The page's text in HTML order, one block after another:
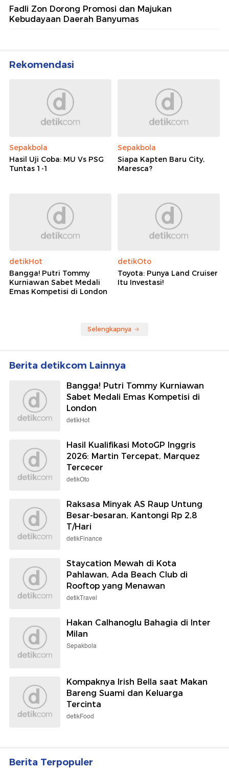
Fadli Zon Dorong Promosi dan Majukan
Kebudayaan Daerah Banyumas
Rekomendasi
Sepakbola
Hasil Uji Coba: MU Vs PSG
Tuntas 1-1
Sepakbola
Siapa Kapten Baru City,
Maresca?
detikHot
Bangga! Putri Tommy
Kurniawan Sabet Medali
Emas Kompetisi di London
detikOto
Toyota: Punya Land Cruiser
Itu Investasi!
Selengkapnya
Berita detikcom Lainnya
Bangga! Putri Tommy Kurniawan
Sabet Medali Emas Kompetisi di
London
detikHot
Hasil Kualifikasi MotoGP Inggris
2026: Martin Tercepat, Marquez
Tercecer
detikOto
Raksasa Minyak AS Raup Untung
Besar-besaran, Kantongi Rp 2,8
T/Hari
detikFinance
Staycation Mewah di Kota
Pahlawan, Ada Beach Club di
Rooftop yang Menawan
detikTravel
Hakan Calhanoglu Bahagia di Inter
Milan
Sepakbola
Kompaknya Irish Bella saat Makan
Bareng Suami dan Keluarga
Tercinta
detikFood
Berita Terpopuler